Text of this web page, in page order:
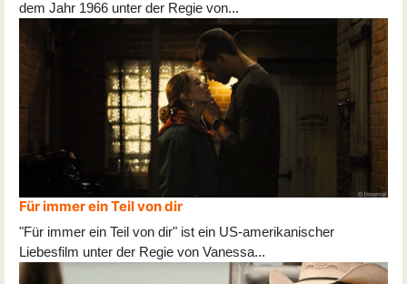
dem Jahr 1966 unter der Regie von...
Für immer ein Teil von dir
"Für immer ein Teil von dir" ist ein US-amerikanischer
Liebesfilm unter der Regie von Vanessa...